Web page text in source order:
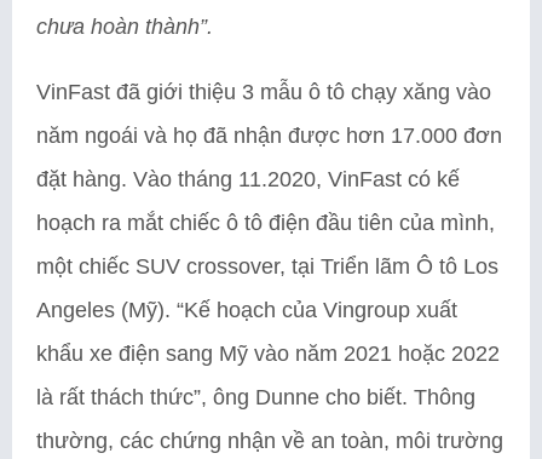
chưa hoàn thành”.
VinFast đã giới thiệu 3 mẫu ô tô chạy xăng vào
năm ngoái và họ đã nhận được hơn 17.000 đơn
đặt hàng. Vào tháng 11.2020, VinFast có kế
hoạch ra mắt chiếc ô tô điện đầu tiên của mình,
một chiếc SUV crossover, tại Triển lãm Ô tô Los
Angeles (Mỹ). “Kế hoạch của Vingroup xuất
khẩu xe điện sang Mỹ vào năm 2021 hoặc 2022
là rất thách thức”, ông Dunne cho biết. Thông
thường, các chứng nhận về an toàn, môi trường